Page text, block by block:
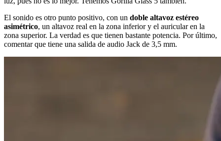
El sonido es otro punto positivo, con un doble altavoz estéreo
asimétrico, un altavoz real en la zona inferior y el auricular en la
zona superior. La verdad es que tienen bastante potencia. Por último,
comentar que tiene una salida de audio Jack de 3,5 mm.